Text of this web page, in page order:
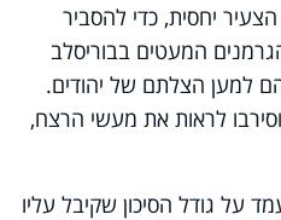
יחסית, כדי להסביר
המעטים בבוריסלב
למען הצלתם של יהודים.
לראות את מעשי הרצח,
על גודל הסיכון שקיבל עליו